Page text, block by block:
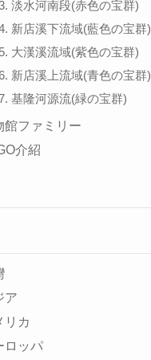
淡水河南段(赤色の宝群)
新店溪下流域(藍色の宝群)
大漢溪流域(紫色の宝群)
新店溪上流域(青色の宝群)
基隆河源流(緑の宝群)
館ファミリー
介紹
ア
リカ
ロッパ